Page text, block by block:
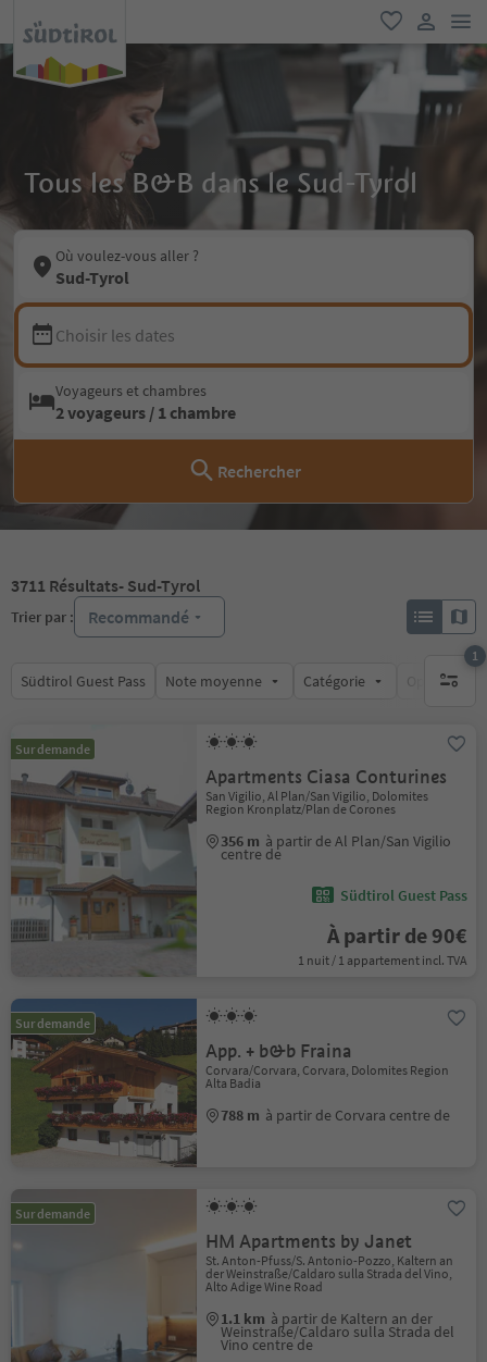
favori
lien
Tous les B&B dans le Sud-Tyrol
Où voulez-vous aller ?
Sud-Tyrol
Choisir les dates
Voyageurs et chambres
2 voyageurs / 1 chambre
Rechercher
3711 Résultats- Sud-Tyrol
Trier par : Recommandé
Südtirol Guest Pass Note moyenne Catégorie Options de
1
1 filtre
Sur demande
Apartments Ciasa Conturines
San Vigilio, Al Plan/San Vigilio, Dolomites
Region Kronplatz/Plan de Corones
356 m à partir de Al Plan/San Vigilio
centre de
Südtirol Guest Pass
À partir de 90€
1 nuit / 1 appartement incl. TVA
Sur demande
App. + b&b Fraina
Corvara/Corvara, Corvara, Dolomites Region
Alta Badia
788 m à partir de Corvara centre de
Sur demande
HM Apartments by Janet
St. Anton-Pfuss/S. Antonio-Pozzo, Kaltern an
der Weinstraße/Caldaro sulla Strada del Vino,
Alto Adige Wine Road
1.1 km à partir de Kaltern an der
Weinstraße/Caldaro sulla Strada del
Vino centre de